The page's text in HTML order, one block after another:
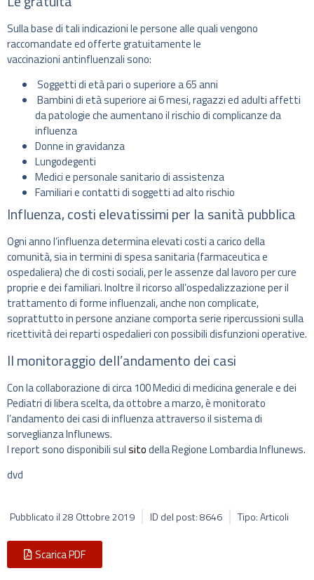
Sulla base di tali indicazioni le persone alle quali vengono
raccomandate ed offerte gratuitamente le
vaccinazioni antinfluenzali sono:
Soggetti di età pari o superiore a 65 anni
Bambini di età superiore ai 6 mesi, ragazzi ed adulti affetti
da patologie che aumentano il rischio di complicanze da
influenza
Donne in gravidanza
Lungodegenti
Medici e personale sanitario di assistenza
Familiari e contatti di soggetti ad alto rischio
Influenza, costi elevatissimi per la sanità pubblica
Ogni anno l’influenza determina elevati costi a carico della
comunità, sia in termini di spesa sanitaria (farmaceutica e
ospedaliera) che di costi sociali, per le assenze dal lavoro per cure
proprie e dei familiari. Inoltre il ricorso all’ospedalizzazione per il
trattamento di forme influenzali, anche non complicate,
soprattutto in persone anziane comporta serie ripercussioni sulla
ricettività dei reparti ospedalieri con possibili disfunzioni operative.
Il monitoraggio dell’andamento dei casi
Con la collaborazione di circa 100 Medici di medicina generale e dei
Pediatri di libera scelta, da ottobre a marzo, è monitorato
l’andamento dei casi di influenza attraverso il sistema di
sorveglianza Influnews.
I report sono disponibili sulsitodella Regione Lombardia Influnews.
dvd
Pubblicato il28 Ottobre 2019 ID del post: 8646 Tipo: Articoli
Scarica PDF